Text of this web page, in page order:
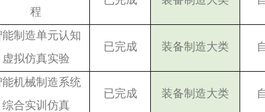
程
制造单元认知
虚拟仿真实验
已完成 装备制造大类
机械制造系统
综合实训仿真
已完成 装备制造大类